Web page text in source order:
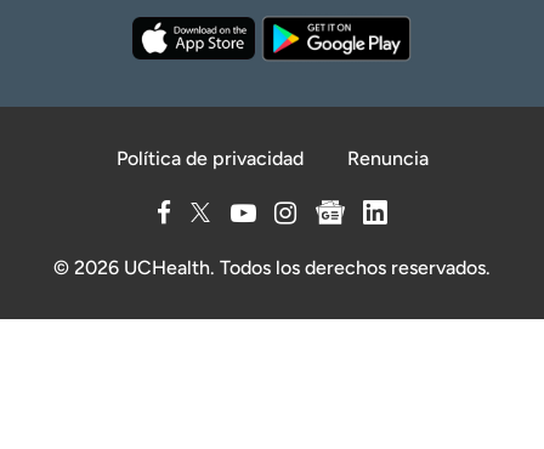
Política de privacidad Renuncia
© 2026 UCHealth. Todos los derechos reservados.